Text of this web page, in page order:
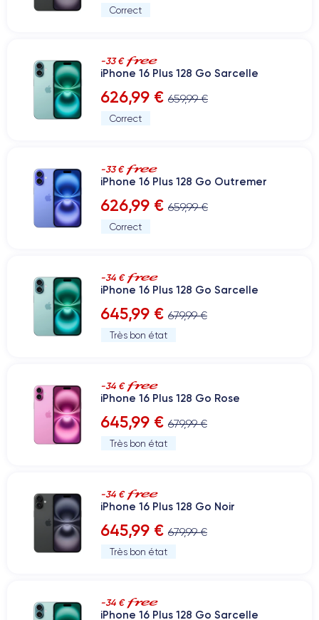
Correct
-33 €
iPhone 16 Plus 128 Go Sarcelle
626,99 € 659,99 €
Correct
-33 €
iPhone 16 Plus 128 Go Outremer
626,99 € 659,99 €
Correct
-34 €
iPhone 16 Plus 128 Go Sarcelle
645,99 € 679,99 €
Très bon état
-34 €
iPhone 16 Plus 128 Go Rose
645,99 € 679,99 €
Très bon état
-34 €
iPhone 16 Plus 128 Go Noir
645,99 € 679,99 €
Très bon état
-34 €
iPhone 16 Plus 128 Go Sarcelle